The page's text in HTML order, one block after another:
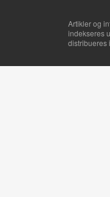
Artikler og
indekseres
distribueres